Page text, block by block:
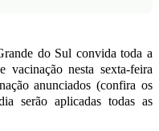
do Sul convida toda a
nesta sexta-feira
anunciados (confira os
serão aplicadas todas as